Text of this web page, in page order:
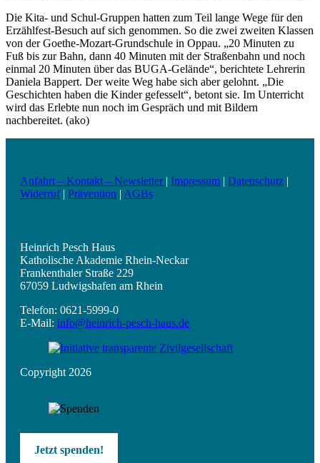
Die Kita- und Schul-Gruppen hatten zum Teil lange Wege für den
Erzählfest-Besuch auf sich genommen. So die zwei zweiten Klassen
von der Goethe-Mozart-Grundschule in Oppau. „20 Minuten zu
Fuß bis zur Bahn, dann 40 Minuten mit der Straßenbahn und noch
einmal 20 Minuten über das BUGA-Gelände“, berichtete Lehrerin
Daniela Bappert. Der weite Weg habe sich aber gelohnt. „Die
Geschichten haben die Kinder gefesselt“, betont sie. Im Unterricht
wird das Erlebte nun noch im Gespräch und mit Bildern
nachbereitet. (ako)
Anfahrt – Kontakt – Newsletter | Impressum | Datenschutz |
Widerruf| Prävention | AGBs
Heinrich Pesch Haus
Katholische Akademie Rhein-Neckar
Frankenthaler Straße 229
67059 Ludwigshafen am Rhein
Telefon: 0621-5999-0
E-Mail: info@heinrich-pesch-haus.de
Copyright 2026
Jetzt spenden!